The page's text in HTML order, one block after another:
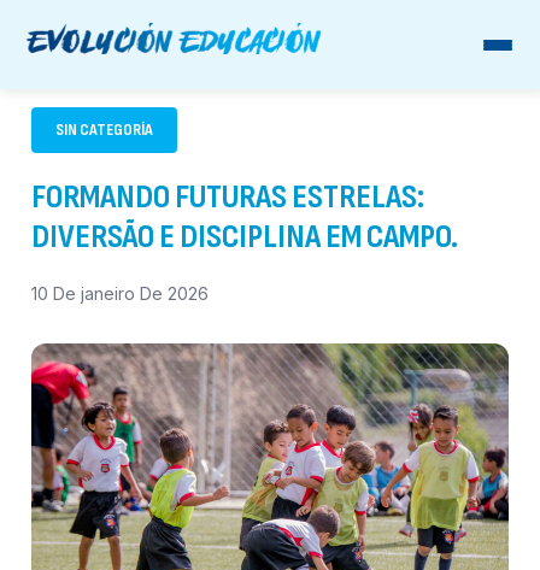
SIN CATEGORÍA
FORMANDO FUTURAS ESTRELAS:
DIVERSÃO E DISCIPLINA EM CAMPO.
10 De janeiro De 2026